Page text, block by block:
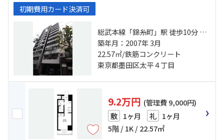
初期費用カード決済可
総武本線「錦糸町」駅 徒歩10分 総
武線「亀戸」駅 徒歩15分 半蔵門線
「押上」駅 徒歩17分
築年月：2007年 3月
22.57㎡/鉄筋コンクリート
東京都墨田区太平４丁目
9.2万円 (管理費 9,000円)
敷 1ヶ月 礼 1ヶ月
5階 / 1K / 22.57㎡